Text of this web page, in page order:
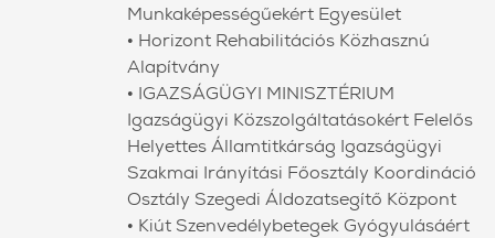
Munkaképességűekért Egyesület
• Horizont Rehabilitációs Közhasznú
Alapítvány
• IGAZSÁGÜGYI MINISZTÉRIUM
Igazságügyi Közszolgáltatásokért Felelős
Helyettes Államtitkárság Igazságügyi
Szakmai Irányítási Főosztály Koordináció
Osztály Szegedi Áldozatsegítő Központ
• Kiút Szenvedélybetegek Gyógyulásáért